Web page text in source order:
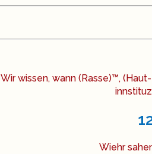
Wir wissen, wann (Rasse)™,
Wiehr